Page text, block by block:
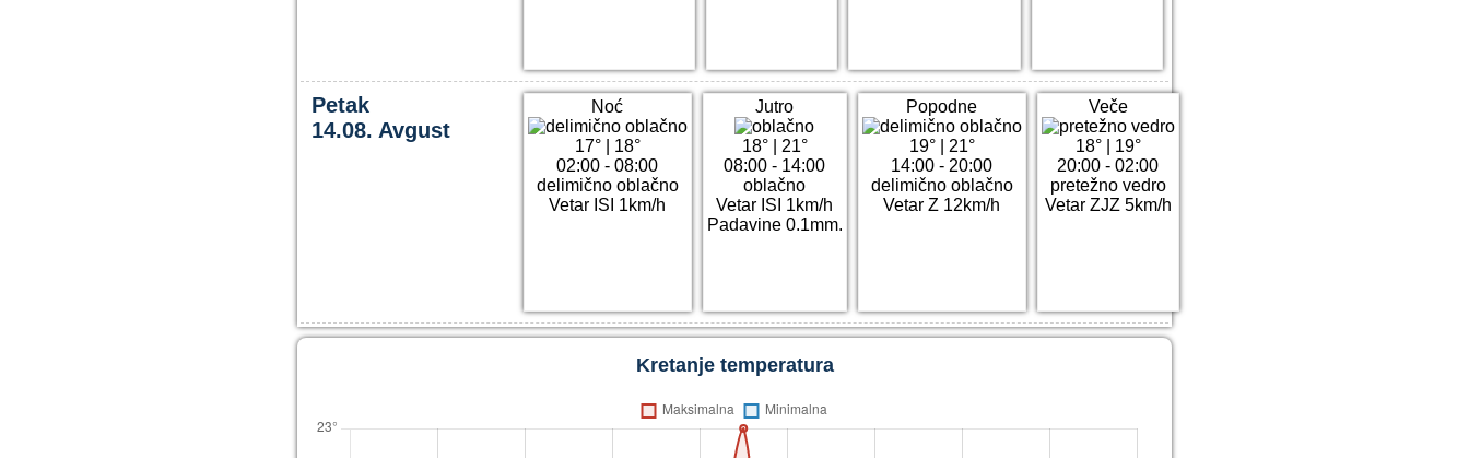
Petak
14.08. Avgust
Noć
17°| 18°
02:00 - 08:00
delimično oblačno
Vetar ISI 1km/h
Jutro
18°| 21°
08:00 - 14:00
oblačno
Vetar ISI 1km/h
Padavine 0.1mm.
Popodne
19°| 21°
14:00 - 20:00
delimično oblačno
Vetar Z 12km/h
Veče
18°| 19°
20:00 - 02:00
pretežno vedro
Vetar ZJZ 5km/h
Kretanje temperatura